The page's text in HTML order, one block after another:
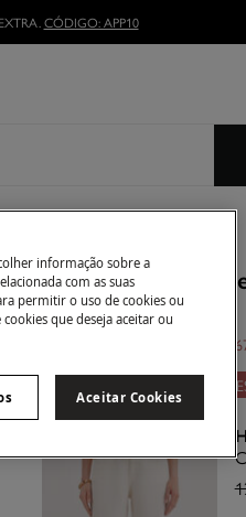
Conjunto de calça
58,00 €
TODO O LOOK: -10% NA
informação sobre a
com as suas
permitir o uso de cookies ou
que deseja aceitar ou
Aceitar Cookies